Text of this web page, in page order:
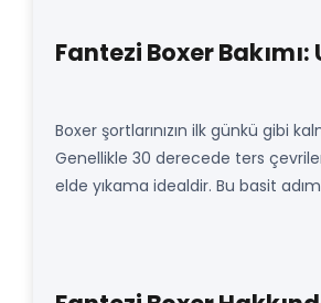
Fantezi Boxer
Boxer şortlarınızın ilk günkü gibi
Genellikle 30 derecede ters
elde yıkama idealdir. Bu basit